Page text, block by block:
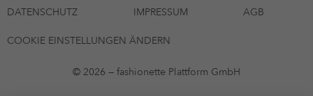
DATENSCHUTZ IMPRESSUM AGB
COOKIE EINSTELLUNGEN ÄNDERN
© 2026 — fashionette Plattform GmbH